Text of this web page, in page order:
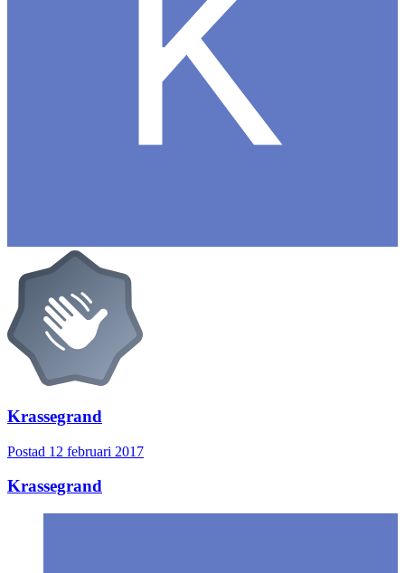
Krassegrand
Postad 12 februari 2017
Krassegrand